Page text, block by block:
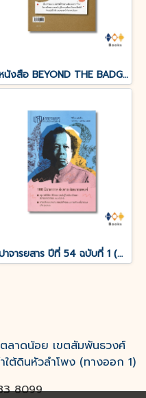
หนังสือ BEYOND THE BADGE เปิดแฟ้มคดีลับ?FBI THAILAND
ปาจารยสาร ปีที่ 54 ฉบับที่ 1 (ม.ค. – เม.ย. 2568) ฉบับ 100 ปีชาตกาล อังคาร กัลยาณพงศ์
ลาดน้อย เขตสัมพันธวงศ์
ต้ดินหัวลำโพง (ทางออก 1)
8099